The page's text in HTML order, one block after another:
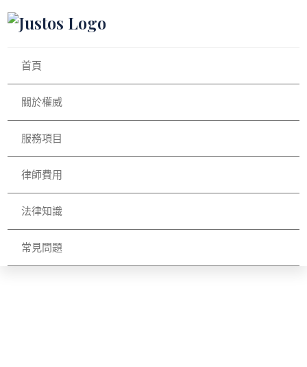
首頁
關於權威
服務項目
律師費用
法律知識
常見問題